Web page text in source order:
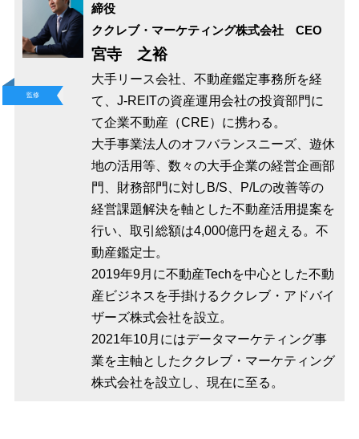
監修
締役
ククレブ・マーケティング株式会社 CEO
宮寺 之裕
大手リース会社、不動産鑑定事務所を経
て、J-REITの資産運用会社の投資部門に
て企業不動産（CRE）に携わる。
大手事業法人のオフバランスニーズ、遊休
地の活用等、数々の大手企業の経営企画部
門、財務部門に対しB/S、P/Lの改善等の
経営課題解決を軸とした不動産活用提案を
行い、取引総額は4,000億円を超える。不
動産鑑定士。
2019年9月に不動産Techを中心とした不動
産ビジネスを手掛けるククレブ・アドバイ
ザーズ株式会社を設立。
2021年10月にはデータマーケティング事
業を主軸としたククレブ・マーケティング
株式会社を設立し、現在に至る。